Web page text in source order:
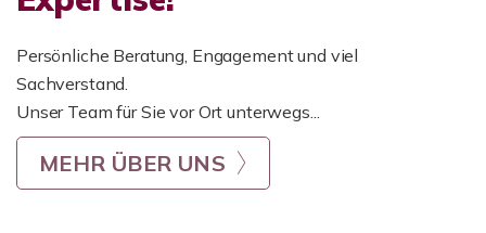
Persönliche Beratung, Engagement und viel
Sachverstand.
Unser Team für Sie vor Ort unterwegs...
MEHR ÜBER UNS